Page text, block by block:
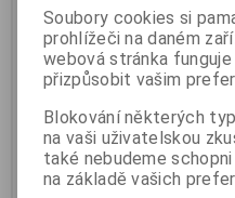
Stojan kola Fe černý
Katalogové číslo:89951
Záruka (měsíců):24
Skladem:Na dotaz ks
EAN:8592627062063
Soubory cookies si
prohlížeči na daném
webová stránka
přizpůsobit vašim
Blokování některých
na vaši uživatelskou
také nebudeme
na základě vašich